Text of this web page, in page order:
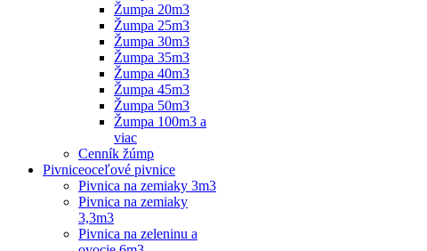
Žumpa 20m3
Žumpa 25m3
Žumpa 30m3
Žumpa 35m3
Žumpa 40m3
Žumpa 45m3
Žumpa 50m3
Žumpa 100m3 a
viac
Cenník žúmp
Pivniceoceľové pivnice
Pivnica na zemiaky 3m3
Pivnica na zemiaky
3,3m3
Pivnica na zeleninu a